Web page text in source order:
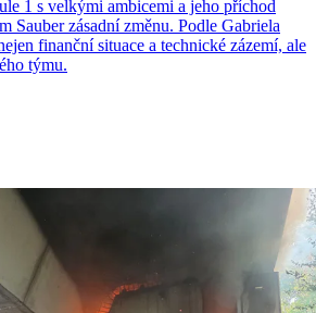
1 s velkými ambicemi a jeho příchod
Sauber zásadní změnu. Podle Gabriela
finanční situace a technické zázemí, ale
týmu.